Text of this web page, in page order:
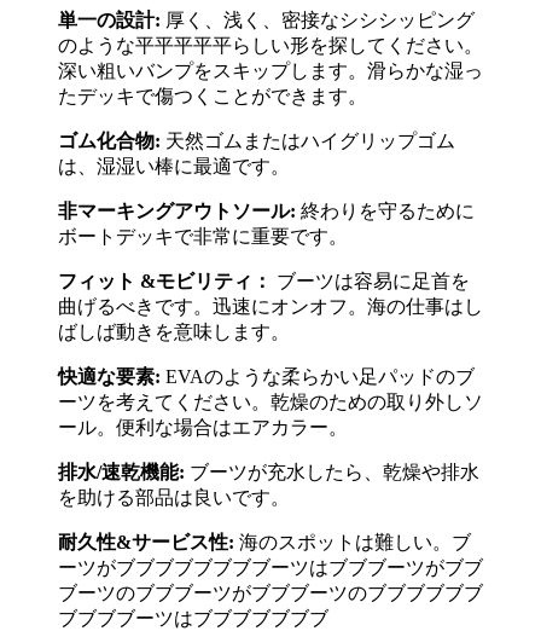
単一の設計: 厚く、浅く、密接なシシシッピング
のような平平平平平らしい形を探してください。
深い粗いバンプをスキップします。滑らかな湿っ
たデッキで傷つくことができます。
ゴム化合物: 天然ゴムまたはハイグリップゴム
は、湿湿い棒に最適です。
非マーキングアウトソール: 終わりを守るために
ボートデッキで非常に重要です。
フィット &モビリティ：
ブーツは容易に足首を
曲げるべきです。迅速にオンオフ。海の仕事はし
ばしば動きを意味します。
快適な要素: EVAのような柔らかい足パッドのブ
ーツを考えてください。乾燥のための取り外しソ
ール。便利な場合はエアカラー。
排水/速乾機能: ブーツが充水したら、乾燥や排水
を助ける部品は良いです。
耐久性&サービス性: 海のスポットは難しい。ブ
ーツがブブブブブブブブーツはブブブーツがブブ
ブーツのブブブーツがブブブーツのブブブブブブ
ブブブブーツはブブブブブブブ